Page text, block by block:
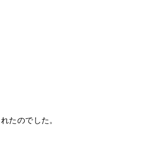
たのでした。